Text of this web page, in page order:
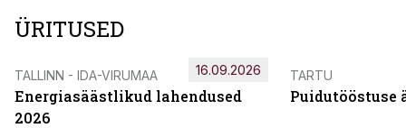
ÜRITUSED
TALLINN - IDA-VIRUMAA
Energiasäästlikud lahendused
2026
16.09.2026 TARTU
Puidutööstuse